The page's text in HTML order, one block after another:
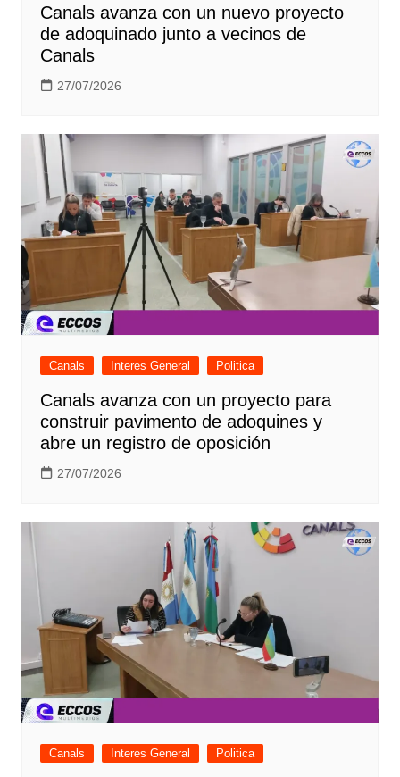
Canals avanza con un nuevo proyecto
de adoquinado junto a vecinos de
Canals
27/07/2026
Canals Interes General Politica
Canals avanza con un proyecto para
construir pavimento de adoquines y
abre un registro de oposición
27/07/2026
Canals Interes General Politica